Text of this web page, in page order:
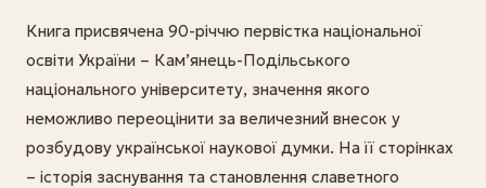
Книга присвячена 90-річчю первістка національної
освіти України – Кам’янець-Подільського
національного університету, значення якого
неможливо переоцінити за величезний внесок у
розбудову української наукової думки. На її сторінках
– історія заснування та становлення славетного